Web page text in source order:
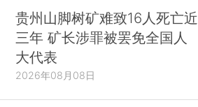
贵州山脚树矿难致16人死亡近
三年 矿长涉罪被罢免全国人
大代表
2026年08月08日